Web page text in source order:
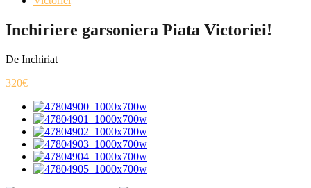
Inchiriere garsoniera Piata Victoriei!
De Inchiriat
320€